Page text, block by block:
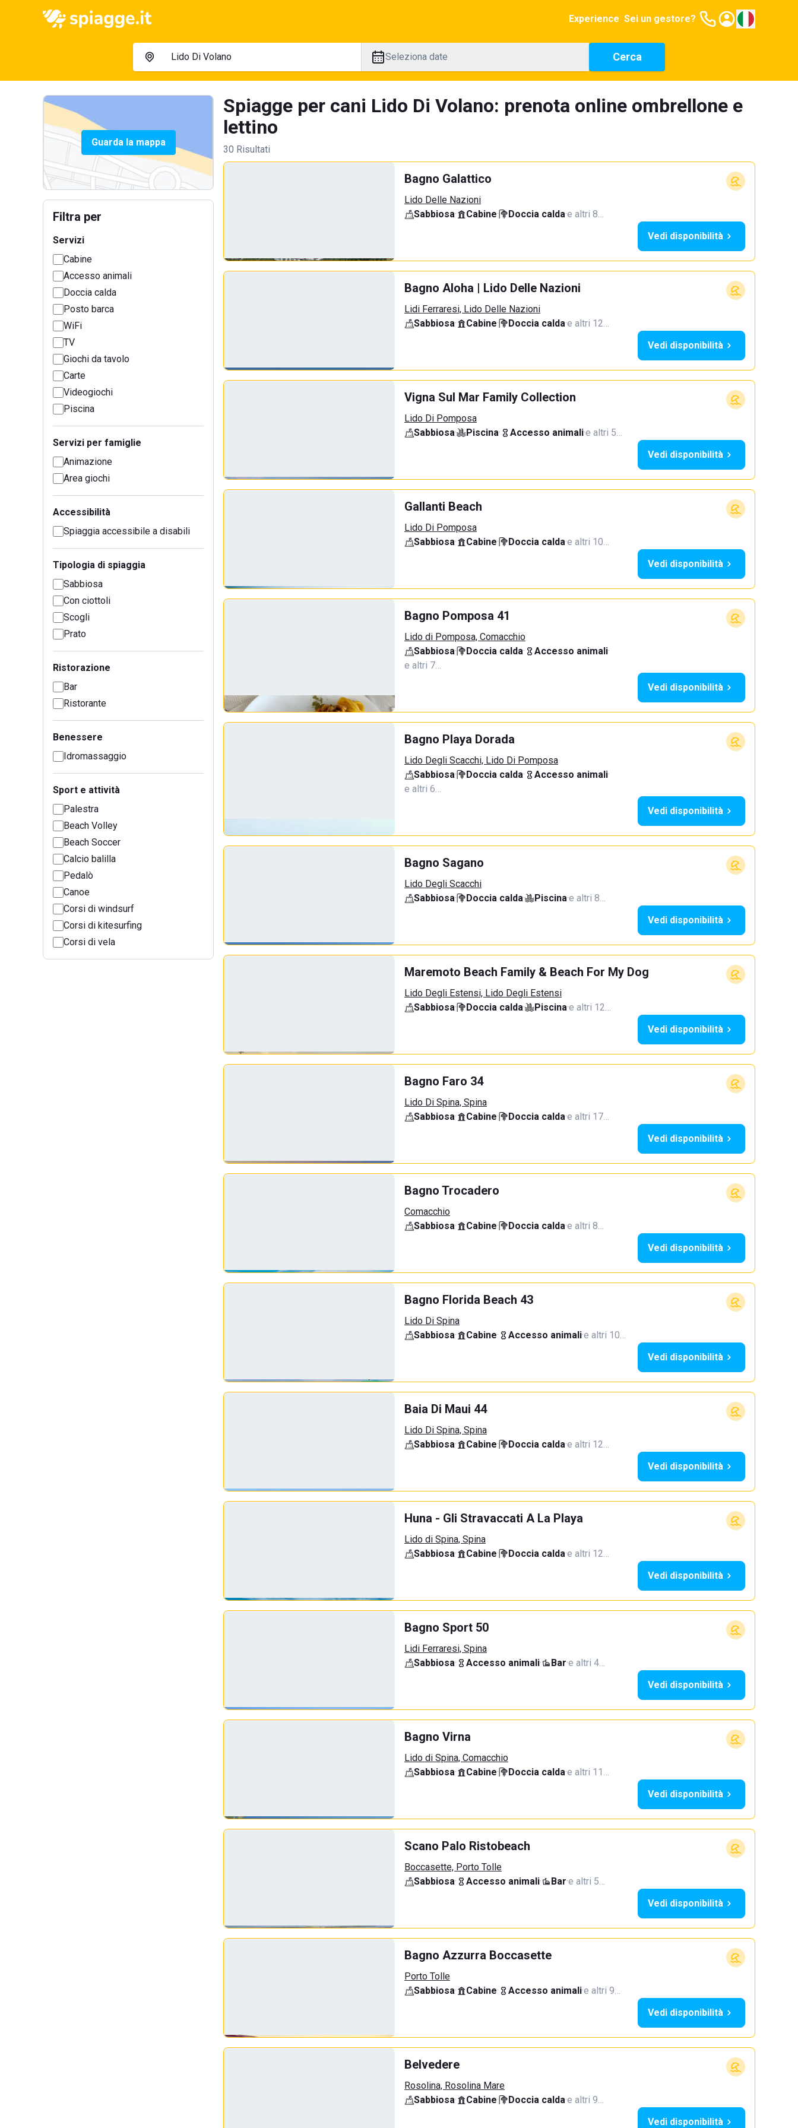
Experience Sei un gestore?
Seleziona date Cerca
Guarda la mappa
Filtra per
Servizi
Cabine
Accesso animali
Doccia calda
Posto barca
WiFi
TV
Giochi da tavolo
Carte
Videogiochi
Piscina
Servizi per famiglie
Animazione
Area giochi
Accessibilità
Spiaggia accessibile a disabili
Tipologia di spiaggia
Sabbiosa
Con ciottoli
Scogli
Prato
Ristorazione
Bar
Ristorante
Benessere
Idromassaggio
Sport e attività
Palestra
Beach Volley
Beach Soccer
Calcio balilla
Pedalò
Canoe
Corsi di windsurf
Corsi di kitesurfing
Corsi di vela
Spiagge per cani Lido Di Volano: prenota online ombrellone e
lettino
30 Risultati
Bagno Galattico
Lido Delle Nazioni
Sabbiosa· Cabine· Doccia calda·e altri 8…
Vedi disponibilità
Bagno Aloha | Lido Delle Nazioni
Lidi Ferraresi, Lido Delle Nazioni
Sabbiosa· Cabine· Doccia calda·e altri 12…
Vedi disponibilità
Vigna Sul Mar Family Collection
Lido Di Pomposa
Sabbiosa· Piscina· Accesso animali·e altri 5…
Vedi disponibilità
Gallanti Beach
Lido Di Pomposa
Sabbiosa· Cabine· Doccia calda·e altri 10…
Vedi disponibilità
Bagno Pomposa 41
Lido di Pomposa, Comacchio
Sabbiosa· Doccia calda· Accesso animali·
e altri 7…
Vedi disponibilità
Bagno Playa Dorada
Lido Degli Scacchi, Lido Di Pomposa
Sabbiosa· Doccia calda· Accesso animali·
e altri 6…
Vedi disponibilità
Bagno Sagano
Lido Degli Scacchi
Sabbiosa· Doccia calda· Piscina·e altri 8…
Vedi disponibilità
Maremoto Beach Family & Beach For My Dog
Lido Degli Estensi, Lido Degli Estensi
Sabbiosa· Doccia calda· Piscina·e altri 12…
Vedi disponibilità
Bagno Faro 34
Lido Di Spina, Spina
Sabbiosa· Cabine· Doccia calda·e altri 17…
Vedi disponibilità
Bagno Trocadero
Comacchio
Sabbiosa· Cabine· Doccia calda·e altri 8…
Vedi disponibilità
Bagno Florida Beach 43
Lido Di Spina
Sabbiosa· Cabine· Accesso animali·e altri 10…
Vedi disponibilità
Baia Di Maui 44
Lido Di Spina, Spina
Sabbiosa· Cabine· Doccia calda·e altri 12…
Vedi disponibilità
Huna - Gli Stravaccati A La Playa
Lido di Spina, Spina
Sabbiosa· Cabine· Doccia calda·e altri 12…
Vedi disponibilità
Bagno Sport 50
Lidi Ferraresi, Spina
Sabbiosa· Accesso animali· Bar·e altri 4…
Vedi disponibilità
Bagno Virna
Lido di Spina, Comacchio
Sabbiosa· Cabine· Doccia calda·e altri 11…
Vedi disponibilità
Scano Palo Ristobeach
Boccasette, Porto Tolle
Sabbiosa· Accesso animali· Bar·e altri 5…
Vedi disponibilità
Bagno Azzurra Boccasette
Porto Tolle
Sabbiosa· Cabine· Accesso animali·e altri 9…
Vedi disponibilità
Belvedere
Rosolina, Rosolina Mare
Sabbiosa· Cabine· Doccia calda·e altri 9…
Vedi disponibilità